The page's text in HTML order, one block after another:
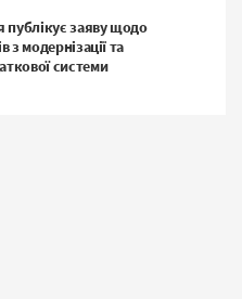
публікує заяву щодо
з модернізації та
системи